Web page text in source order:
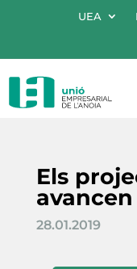
UEA
Els
avancen
28.01.2019